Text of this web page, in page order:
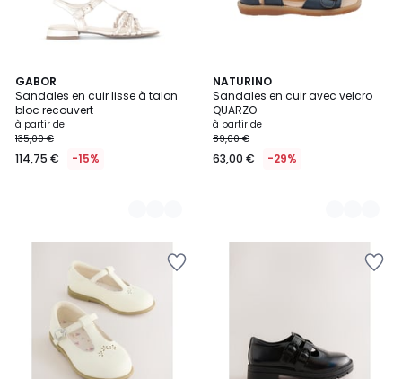
GABOR
Sandales en cuir lisse à talon
bloc recouvert
à partir de
135,00 €
114,75 € -15%
2
Couleurs
NATURINO
Sandales en cuir avec velcro
QUARZO
à partir de
89,00 €
63,00 € -29%
2
Couleurs